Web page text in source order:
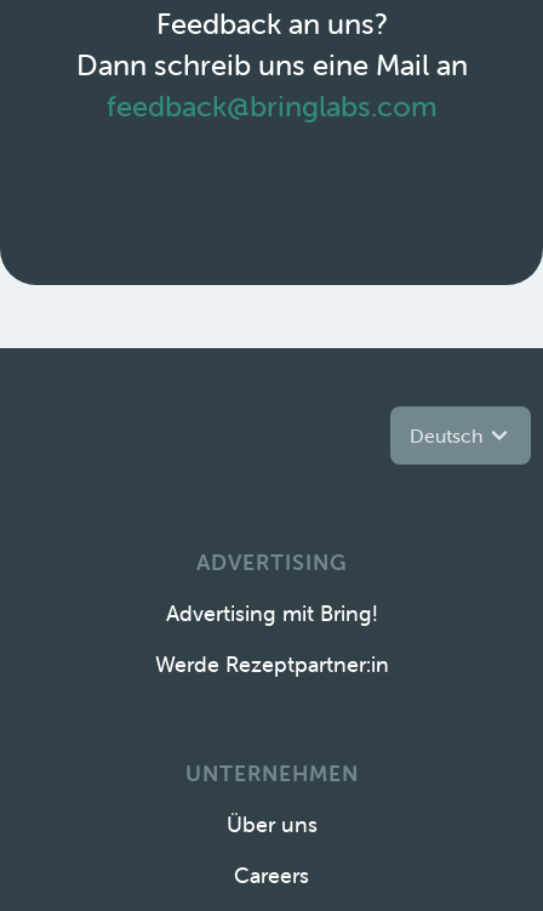
Feedback an uns?
Dann schreib uns eine Mail an
feedback@bringlabs.com
Deutsch
ADVERTISING
Advertising mit Bring!
Werde Rezeptpartner:in
UNTERNEHMEN
Über uns
Careers